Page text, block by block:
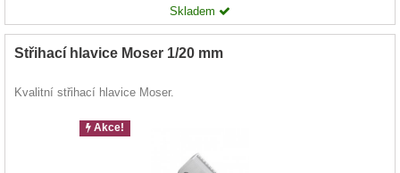
Skladem
Střihací hlavice Moser 1/20 mm
Kvalitní střihací hlavice Moser.
Akce!